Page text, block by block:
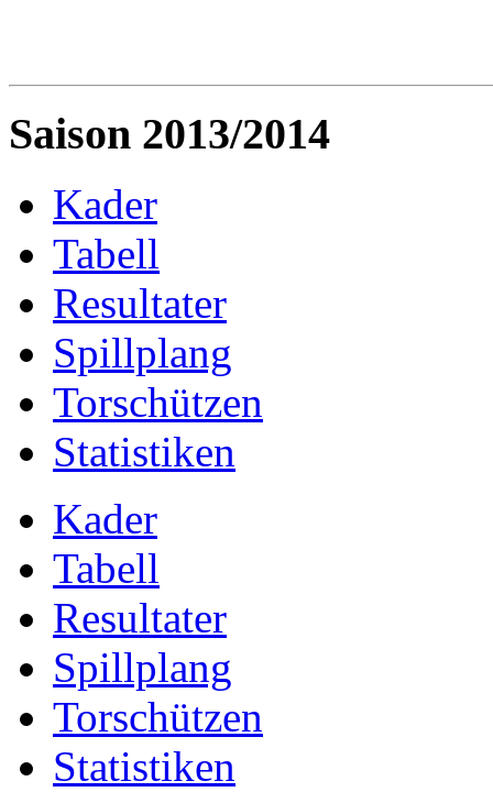
Saison 2013/2014
Kader
Tabell
Resultater
Spillplang
Torschützen
Statistiken
Kader
Tabell
Resultater
Spillplang
Torschützen
Statistiken